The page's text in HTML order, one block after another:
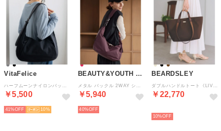
VitaFelice
￥5,500
41% 10
BEAUTY&YOUTH UNITED ARROWS
￥5,940
40%
BEARDSLEY
￥22,770
10%